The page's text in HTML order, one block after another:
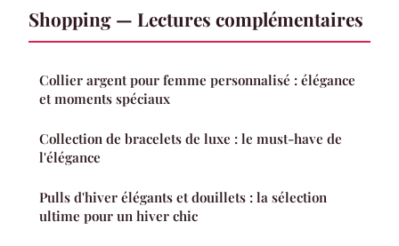
Shopping — Lectures complémentaires
Collier argent pour femme personnalisé : élégance
et moments spéciaux
Collection de bracelets de luxe : le must-have de
l'élégance
Pulls d'hiver élégants et douillets : la sélection
ultime pour un hiver chic